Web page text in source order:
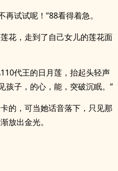
试试呢！”88看得着急。
花，走到了自己女儿的莲花面
代王的日月莲，抬起头轻声
孩子，的心，能，突破沉眠。”
的，可当她话音落下，只见那
放出金光。